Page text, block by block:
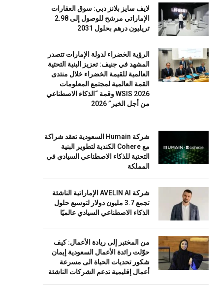
لايف سايز بلانز دبي: سوق العقارات
الإماراتي مرشح للوصول إلى 2.98
تريليون درهم بحلول 2031
الرؤية الخضراء لدولة الإمارات تتصدر
المشهد في جنيف: تعزيز البنية التحتية
العالمية للقيمة الخضراء خلال منتدى
القمة العالمية لمجتمع المعلومات
WSIS 2026 وقمة “الذكاء الاصطناعي
من أجل الخير” 2026
شركة Humain السعودية تعقد شراكة
مع Cohere الكندية لتطوير البنية
التحتية للذكاء الاصطناعي السيادي في
المملكة
شركة AVELIN AI الإماراتية الناشئة
تجمع 3.7 مليون دولار لتوسيع حلول
الذكاء الاصطناعي السيادي عالميًا
من المختبر إلى ريادة الأعمال: كيف
حوّلت رائدة الأعمال السعودية إيمان
شكور تحديات الحياة الى مسرعة
أعمال إقليمية تدعم الشركات الناشئة